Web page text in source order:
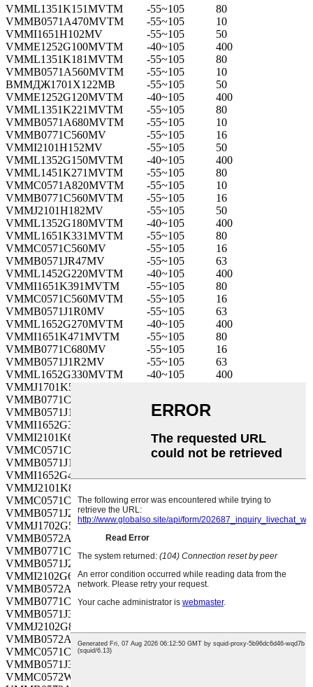
VMML1351K151MVTM
-55~105
80
VMMB0571A470MVTM
-55~105
10
VMMI1651H102MV
-55~105
50
VMME1252G100MVTM
-40~105
400
VMML1351K181MVTM
-55~105
80
VMMB0571A560MVTM
-55~105
10
ВММДЖ1701Х122МВ
-55~105
50
VMME1252G120MVTM
-40~105
400
VMML1351K221MVTM
-55~105
80
VMMB0571A680MVTM
-55~105
10
VMMB0771C560MV
-55~105
16
VMMI2101H152MV
-55~105
50
VMML1352G150MVTM
-40~105
400
VMML1451K271MVTM
-55~105
80
VMMC0571A820MVTM
-55~105
10
VMMB0771C560MVTM
-55~105
16
VMMJ2101H182MV
-55~105
50
VMML1352G180MVTM
-40~105
400
VMML1651K331MVTM
-55~105
80
VMMC0571C560MV
-55~105
16
VMMB0571JR47MV
-55~105
63
VMML1452G220MVTM
-40~105
400
VMMI1651K391MVTM
-55~105
80
VMMC0571C560MVTM
-55~105
16
VMMB0571J1R0MV
-55~105
63
VMML1652G270MVTM
-40~105
400
VMMI1651K471MVTM
-55~105
80
VMMB0771C680MV
-55~105
16
VMMB0571J1R2MV
-55~105
63
VMML1652G330MVTM
-40~105
400
VMMJ1701K561MVTM
VMMB0771C680MVTM
VMMB0571J1R5MV
-55~105
VMMI1652G390MVTM
VMMI2101K681MVTM
-55~105
80
VMMC0571C680MV
-55~105
16
VMMB0571J1R8MV
VMMI1652G470MVTM
VMMJ2101K821MVTM
VMMC0571C680MVTM
-55~105
16
VMMB0571J2R2MV
VMMJ1702G560MVTM
-40~105
400
VMMB0572AR47MVTM
-55~105
VMMB0771C820MV
-55~105
VMMB0571J2R7MV
-55~105
VMMI2102G680MVTM
-40~105
400
VMMB0572A1R0MVTM
-55~105
VMMB0771C820MVTM
-55~105
16
VMMB0571J3R3MV
VMMJ2102G820MVTM
VMMB0572A1R2MVTM
-55~105
100
VMMC0571C820MV
VMMB0571J3R9MV
VMMC0572W1R0MVTM